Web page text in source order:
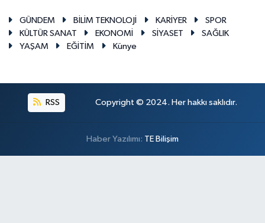
GÜNDEM BİLİM TEKNOLOJİ KARİYER
SPOR
KÜLTÜR SANAT
EKONOMİ SİYASET
SAĞLIK
YAŞAM
EĞİTİM Künye
RSS Copyright © 2024. Her hakkı saklıdır.
Haber Yazılımı: TE Bilişim